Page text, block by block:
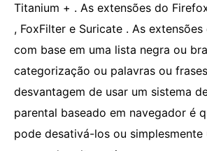
Titanium + . As extensões do
, FoxFilter e Suricate . As
com base em uma lista negra ou
categorização ou palavras ou
desvantagem de usar um sistema
parental baseado em navegador é
pode desativá-los ou simplesmente